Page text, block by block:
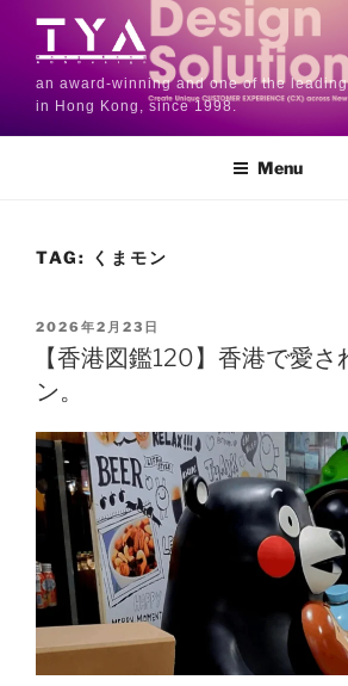
an award-winning and one of the
in Hong Kong, since 1998.
Menu
TAG: くまモン
2026年2月23日
【香港図鑑120】香港で愛さ
ン。